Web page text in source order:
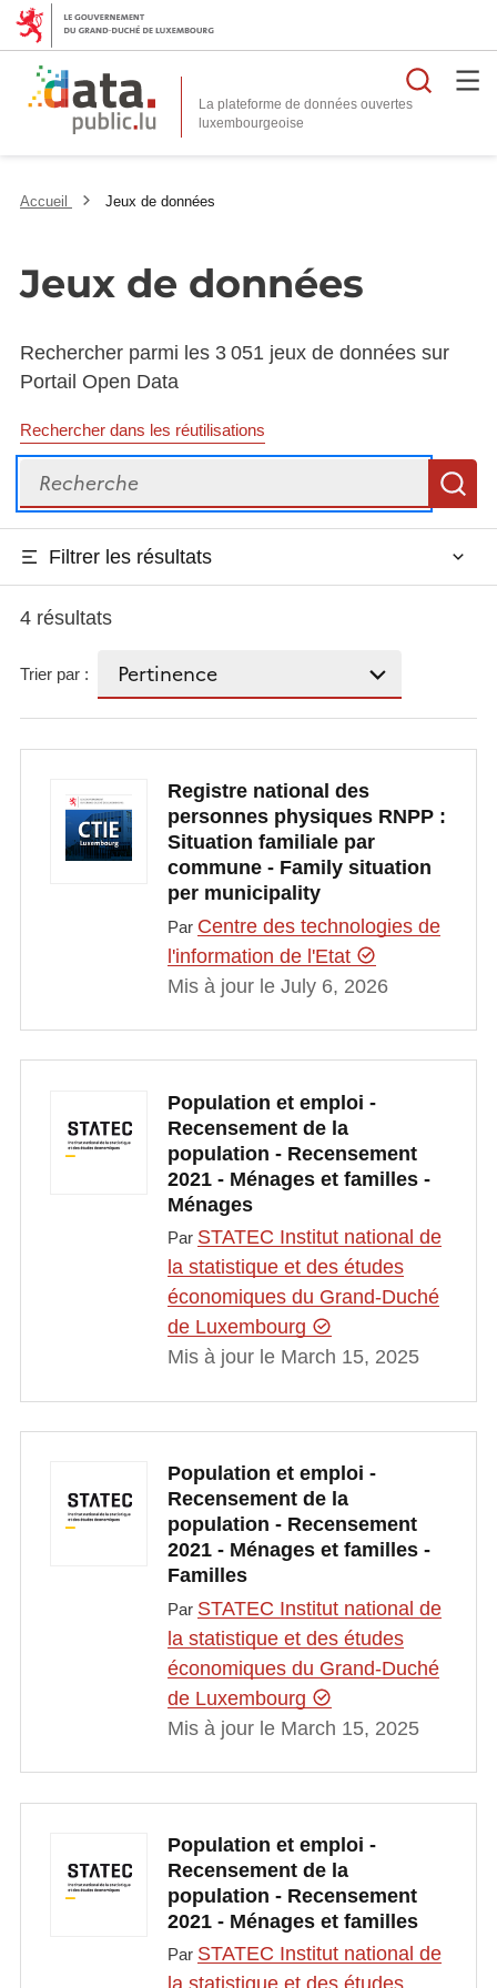
La plateforme de données ouvertes
Accueil Jeux de données
Jeux de données
Rechercher parmi les 3 051 jeux de données sur
Portail Open Data
Rechercher dans les réutilisations
Recherche
Filtrer les résultats
4 résultats
Trier par :
Registre national des
personnes physiques RNPP :
Situation familiale par
commune - Family situation
per municipality
Par Centre des technologies de
l'information de l'Etat
Mis à jour le July 6, 2026
Population et emploi -
Recensement de la
population - Recensement
2021 - Ménages et familles -
Ménages
Par STATEC Institut national de
la statistique et des études
économiques du Grand-Duché
de Luxembourg
Mis à jour le March 15, 2025
Population et emploi -
Recensement de la
population - Recensement
2021 - Ménages et familles -
Familles
Par STATEC Institut national de
la statistique et des études
économiques du Grand-Duché
de Luxembourg
Mis à jour le March 15, 2025
Population et emploi -
Recensement de la
population - Recensement
2021 - Ménages et familles
Par STATEC Institut national de